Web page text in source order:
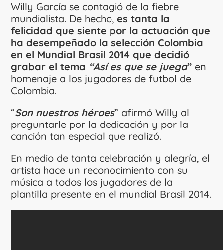
Willy García se contagió de la fiebre
mundialista. De hecho,es tanta la
felicidad que siente por la actuación que
ha desempeñado la selección Colombia
en el Mundial Brasil 2014 que decidió
grabar el tema “Así es que se juega” en
homenaje a los jugadores de futbol de
Colombia.
“Son nuestros héroes” afirmó Willy al
preguntarle por la dedicación y por la
canción tan especial que realizó.
En medio de tanta celebración y alegría, el
artista hace un reconocimiento con su
música a todos los jugadores de la
plantilla presente en el mundial Brasil 2014.